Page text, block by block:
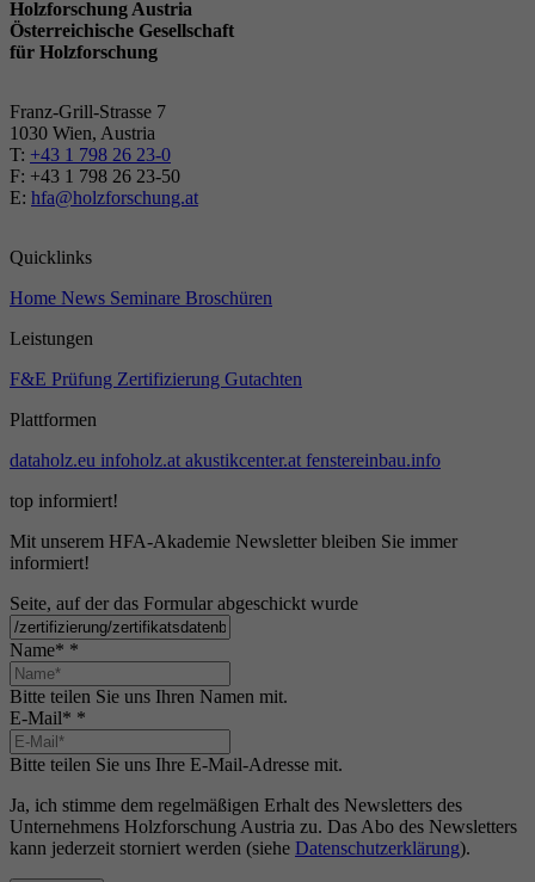
Holzforschung Austria
Österreichische Gesellschaft
für Holzforschung
Franz-Grill-Strasse 7
1030 Wien, Austria
T: +43 1 798 26 23-0
​​F: +43 1 798 26 23-50
E: hfa@holzforschung.at
Quicklinks
Home News Seminare Broschüren
Leistungen
F&E Prüfung Zertifizierung Gutachten
Plattformen
dataholz.eu infoholz.at akustikcenter.at fenstereinbau.info
top informiert!
Mit unserem HFA-Akademie Newsletter bleiben Sie immer
informiert!
Seite, auf der das Formular abgeschickt wurde
Name* *
Bitte teilen Sie uns Ihren Namen mit.
E-Mail* *
Bitte teilen Sie uns Ihre E-Mail-Adresse mit.
Ja, ich stimme dem regelmäßigen Erhalt des Newsletters des
Unternehmens Holzforschung Austria zu. Das Abo des Newsletters
kann jederzeit storniert werden (siehe Datenschutzerklärung).